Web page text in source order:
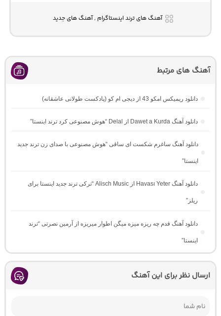
آهنگ های ترند اینستاگرام , آهنگ های جدید
آهنگ های مرتبط
دانلود ریمیکس امکو 43 از دیجی ام کو (پادکست طولانی عاشقانه)
دانلود آهنگ Dawet a Kurda از Delal “هوش مصنوعی کرد ترند اینستا”
دانلود آهنگ ساغرم شکست ای ساقی “هوش مصنوعی با صدای زن ترند جدید
اینستا”
دانلود آهنگ Havası Yeter از Alisch Music “ترکی ترند جدید اینستا برای
ریلز”
دانلود آهنگ ﻗﺪم ﭼﻪ رﻳﺰه ﻣﻴﺰه ﻣﻴﮕﻦ اﻃﻮار ﻣﻴﺮﻳﺰه از آرمین نصرتی “ترند
اینستا”
ارسال نظر برای این آهنگ